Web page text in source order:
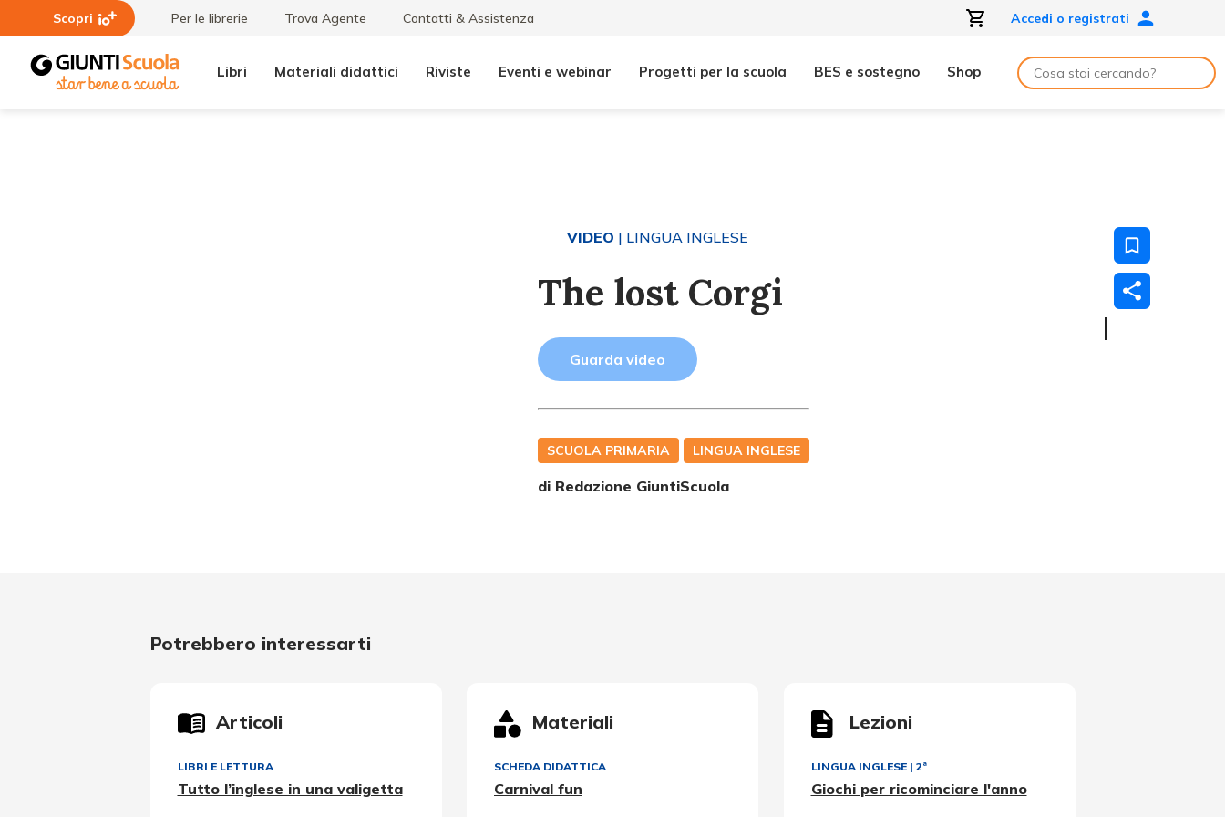
Scopri Per le librerie Trova Agente Contatti & Assistenza Accedi o registrati
Libri Materiali didattici Riviste Eventi e webinar Progetti per la scuola BES e sostegno Shop
VIDEO | LINGUA INGLESE
The lost Corgi
Guarda video
SCUOLA PRIMARIA LINGUA INGLESE
di Redazione GiuntiScuola
Potrebbero interessarti
Articoli
LIBRI E LETTURA
Tutto l’inglese in una valigetta
Materiali
SCHEDA DIDATTICA
Carnival fun
Lezioni
LINGUA INGLESE| 2ª
Giochi per ricominciare l'anno